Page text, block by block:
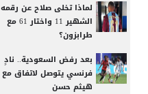
لماذا تخلى صلاح عن رقمه
الشهير 11 واختار 61 مع
طرابزون؟
بعد رفض السعودية.. نادٍ
فرنسي يتوصل لاتفاق مع
هيثم حسن